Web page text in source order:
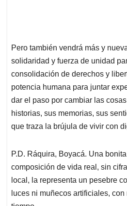
Pero también vendrá más y
solidaridad y fuerza de unidad
consolidación de derechos y
potencia humana para juntar
dar el paso por cambiar las
historias, sus memorias, sus
que traza la brújula de vivir con
P.D. Ráquira, Boyacá. Una
composición de vida real, sin
local, la representa un pesebre
luces ni muñecos artificiales, con